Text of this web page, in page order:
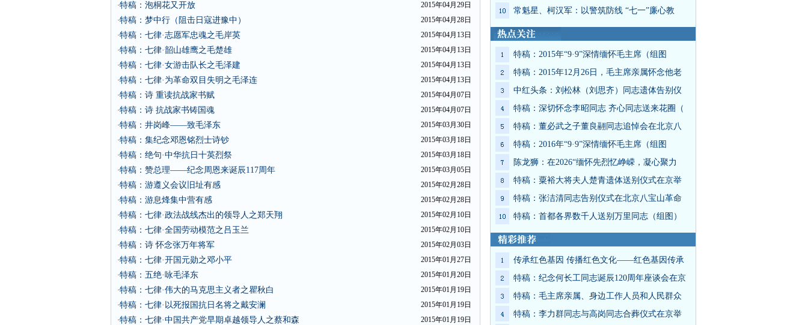
·特稿：泡桐花又开放
2015年04月29日
·特稿：梦中行（阻击日寇进豫中）
2015年04月28日
·特稿：七律·志愿军忠魂之毛岸英
2015年04月13日
·特稿：七律·韶山雄鹰之毛楚雄
2015年04月13日
·特稿：七律·女游击队长之毛泽建
2015年04月13日
·特稿：七律·为革命双目失明之毛泽连
2015年04月13日
·特稿：诗 重读抗战家书赋
2015年04月07日
·特稿：诗 抗战家书铸国魂
2015年04月07日
·特稿：井岗峰——致毛泽东
2015年03月30日
·特稿：集纪念邓恩铭烈士诗钞
2015年03月18日
·特稿：绝句·中华抗日十英烈祭
2015年03月18日
·特稿：赞总理——纪念周恩来诞辰117周年
2015年03月05日
·特稿：游遵义会议旧址有感
2015年02月28日
·特稿：游息烽集中营有感
2015年02月28日
·特稿：七律·政法战线杰出的领导人之郑天翔
2015年02月10日
·特稿：七律·全国劳动模范之吕玉兰
2015年02月10日
·特稿：诗 怀念张万年将军
2015年02月03日
·特稿：七律·开国元勋之邓小平
2015年01月27日
·特稿：五绝·咏毛泽东
2015年01月20日
·特稿：七律·伟大的马克思主义者之瞿秋白
2015年01月19日
·特稿：七律·以死报国抗日名将之戴安澜
2015年01月19日
·特稿：七律·中国共产党早期卓越领导人之蔡和森
2015年01月19日
常魁星、柯汉军：以警筑防线 “七一”廉心教
特稿：2015年“9·9”深情缅怀毛主席（组图
特稿：2015年12月26日，毛主席亲属怀念他老
中红头条：刘松林（刘思齐）同志遗体告别仪
特稿：深切怀念李昭同志 齐心同志送来花圈（
特稿：董必武之子董良翮同志追悼会在北京八
特稿：2016年“9·9”深情缅怀毛主席（组图
陈龙狮：在2026“缅怀先烈忆峥嵘，凝心聚力
特稿：粟裕大将夫人楚青遗体送别仪式在京举
特稿：张洁清同志告别仪式在北京八宝山革命
特稿：首都各界数千人送别万里同志（组图）
传承红色基因 传播红色文化——红色基因传承
特稿：纪念何长工同志诞辰120周年座谈会在京
特稿：毛主席亲属、身边工作人员和人民群众
特稿：李力群同志与高岗同志合葬仪式在京举